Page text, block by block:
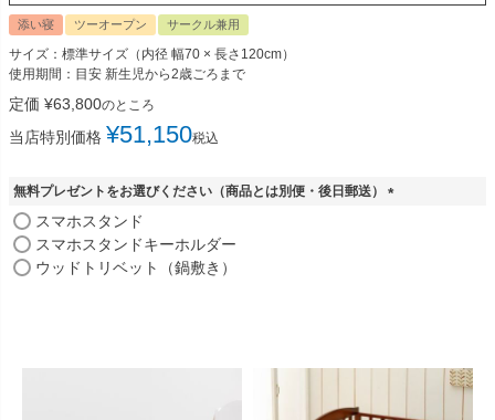
添い寝 ツーオープン サークル兼用
サイズ：標準サイズ（内径 幅70 × 長さ120cm）
使用期間：目安 新生児から2歳ごろまで
定価 ¥63,800のところ
当店特別価格 ¥51,150税込
無料プレゼントをお選びください（商品とは別便・後日郵送）
スマホスタンド
スマホスタンドキーホルダー
ウッドトリベット（鍋敷き）